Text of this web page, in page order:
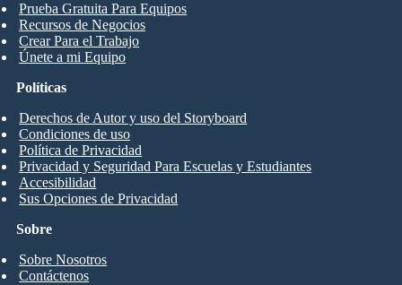
Prueba Gratuita Para Equipos
Recursos de Negocios
Crear Para el Trabajo
Únete a mi Equipo
Sobre
Sobre Nosotros
Contáctenos
Políticas
Derechos de Autor y uso del Storyboard
Condiciones de uso
Política de Privacidad
Privacidad y Seguridad Para Escuelas y Estudiantes
Accesibilidad
Sus Opciones de Privacidad